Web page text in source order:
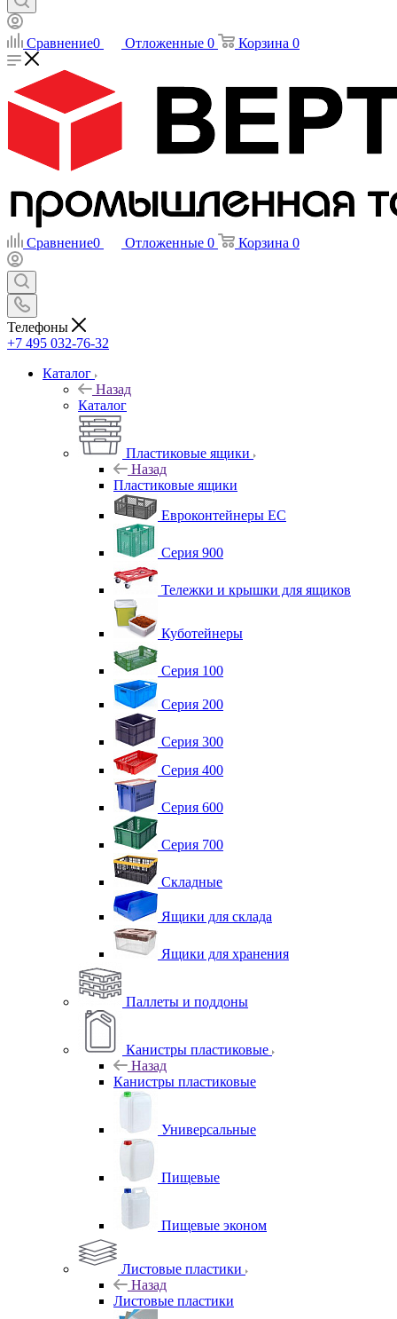
Сравнение0 Отложенные 0 Корзина 0
Сравнение0 Отложенные 0 Корзина 0
Телефоны
+7 495 032-76-32
Каталог
Назад
Каталог
Пластиковые ящики
Назад
Пластиковые ящики
Евроконтейнеры ЕС
Серия 900
Тележки и крышки для ящиков
Куботейнеры
Серия 100
Серия 200
Серия 300
Серия 400
Серия 600
Серия 700
Складные
Ящики для склада
Ящики для хранения
Паллеты и поддоны
Канистры пластиковые
Назад
Канистры пластиковые
Универсальные
Пищевые
Пищевые эконом
Листовые пластики
Назад
Листовые пластики